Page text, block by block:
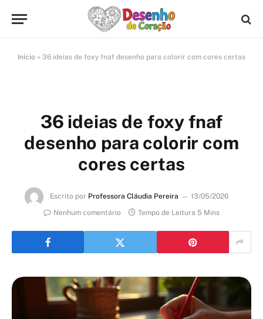
Início » 36 ideias de foxy fnaf desenho para colorir com cores certas
36 ideias de foxy fnaf
desenho para colorir com
cores certas
Escrito por Professora Cláudia Pereira
13/05/2026
Nenhum comentário
Tempo de Leitura 5 Mins